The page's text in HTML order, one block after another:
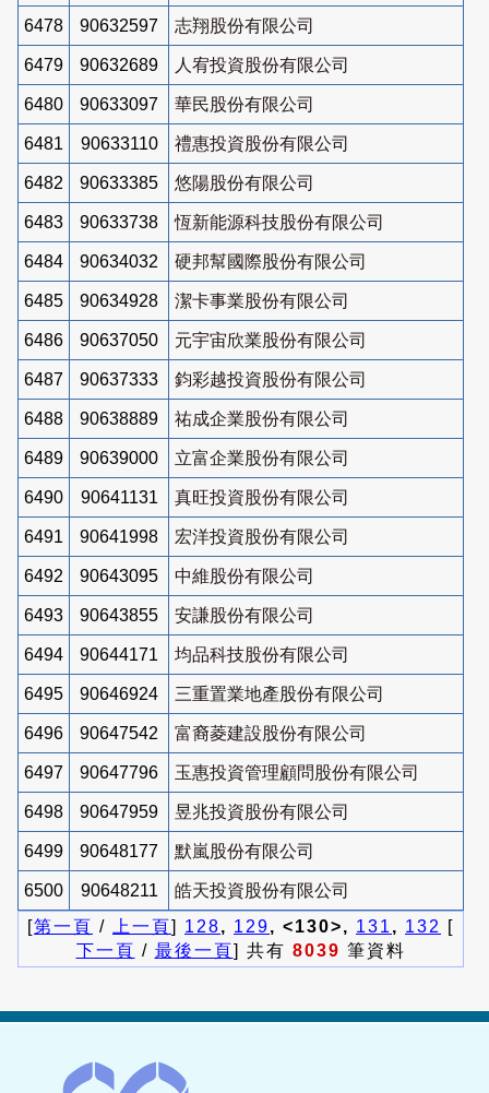
6478 90632597 志翔股份有限公司
6479 90632689 人宥投資股份有限公司
6480 90633097 華民股份有限公司
6481 90633110 禮惠投資股份有限公司
6482 90633385 悠陽股份有限公司
6483 90633738 恆新能源科技股份有限公司
6484 90634032 硬邦幫國際股份有限公司
6485 90634928 潔卡事業股份有限公司
6486 90637050 元宇宙欣業股份有限公司
6487 90637333 鈞彩越投資股份有限公司
6488 90638889 祐成企業股份有限公司
6489 90639000 立富企業股份有限公司
6490 90641131 真旺投資股份有限公司
6491 90641998 宏洋投資股份有限公司
6492 90643095 中維股份有限公司
6493 90643855 安謙股份有限公司
6494 90644171 均品科技股份有限公司
6495 90646924 三重置業地產股份有限公司
6496 90647542 富裔菱建設股份有限公司
6497 90647796 玉惠投資管理顧問股份有限公司
6498 90647959 昱兆投資股份有限公司
6499 90648177 默嵐股份有限公司
6500 90648211
皓天投資股份有限公司
[第一頁 / 上一頁] 128, 129, <130>, 131 , 132
[
下一頁 / 最後一頁] 共有 8039 筆資料